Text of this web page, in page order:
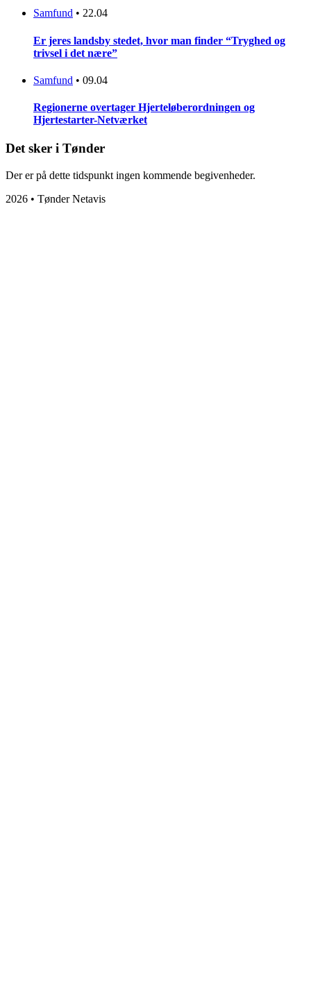
Samfund • 22.04
Er jeres landsby stedet, hvor man finder “Tryghed og
trivsel i det nære”
Samfund • 09.04
Regionerne overtager Hjerteløberordningen og
Hjertestarter-Netværket
Det sker i Tønder
Der er på dette tidspunkt ingen kommende begivenheder.
2026 • Tønder Netavis